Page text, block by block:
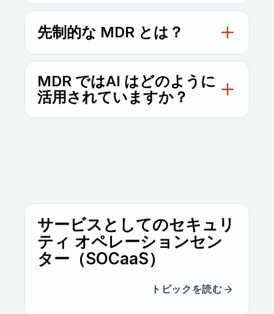
す。中小企業向けに、MDR はコスト効率に
優れた専門家主導の保護を提供します。企業
向けには、より高度なテレメトリ統合、迅速
なインシデント対応、社内セキュリティチー
継続的なカバレッジ、認定アナリスト、透明
性の高いレポート、そして実績ある対応ワー
クフローを求めましょう。
先制的な MDR とは？
先制的な MDR は、リスクとエクスポージャ
ーのインテリジェンスを検知ワークフローに
組み込むことで、従来のマネージド検知/対応
を拡張します。アクティブな脅威だけに焦点
ます。
MDR ではAI はどのように
活用されていますか？
プロアクティブな対応が可能になります。
サービスとしてのセキュリ
ティ オペレーションセン
ター（SOCaaS）
トピックを読む